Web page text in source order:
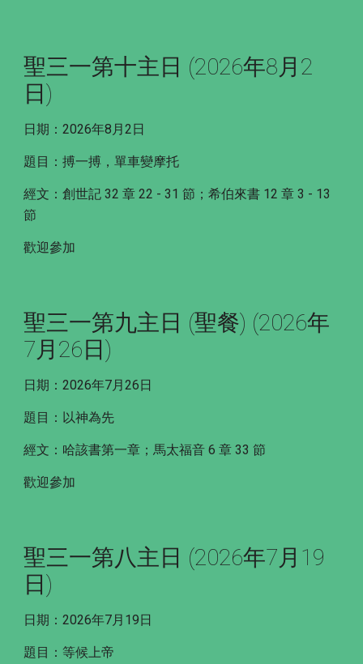
聖三一第十主日 (2026年8月2
日)
日期：2026年8月2日
題目：搏一搏，單車變摩托
經文：創世記 32 章 22 - 31 節；希伯來書 12 章 3 - 13
節
歡迎參加
聖三一第九主日 (聖餐) (2026年
7月26日)
日期：2026年7月26日
題目：以神為先
經文：哈該書第一章；馬太福音 6 章 33 節
歡迎參加
聖三一第八主日 (2026年7月19
日)
日期：2026年7月19日
題目：等候上帝